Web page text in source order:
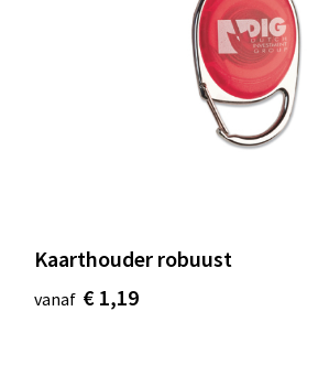
Kaarthouder robuust
vanaf € 1,19